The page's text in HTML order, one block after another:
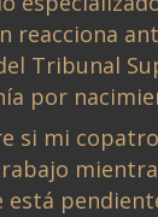
reacciona
Tribunal
por
si mi
está